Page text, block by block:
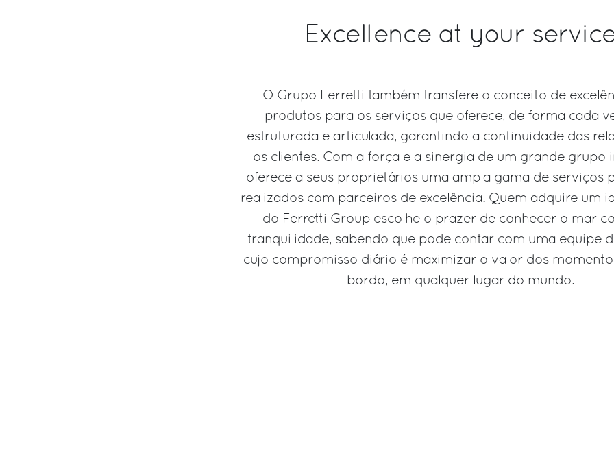
Excellence at your
O Grupo Ferretti também transfere o conceito de
produtos para os serviços que oferece, de forma cada
estruturada e articulada, garantindo a continuidade das
os clientes. Com a força e a sinergia de um grande grupo
oferece a seus proprietários uma ampla gama de serviços
realizados com parceiros de excelência. Quem adquire um
do Ferretti Group escolhe o prazer de conhecer o mar
tranquilidade, sabendo que pode contar com uma equipe
cujo compromisso diário é maximizar o valor dos
bordo, em qualquer lugar do mundo.